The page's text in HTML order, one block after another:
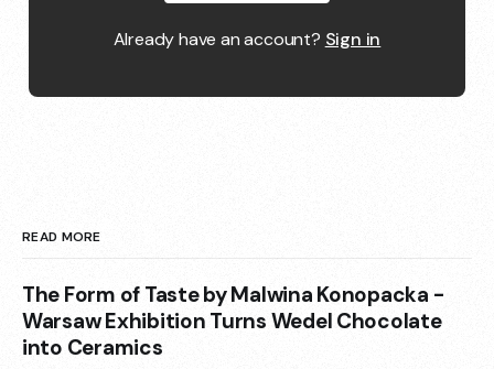
Already have an account? Sign in
READ MORE
The Form of Taste by Malwina Konopacka -
Warsaw Exhibition Turns Wedel Chocolate
into Ceramics